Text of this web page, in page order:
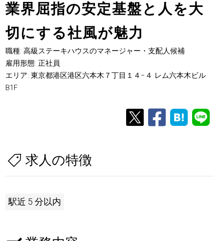
業界屈指の安定基盤と人を大
切にする社風が魅力
職種: 高級ステーキハウスのマネージャー・支配人候補
雇用形態: 正社員
エリア: 東京都港区港区六本木７丁目１４−４ レム六本木ビル
B1F
求人の特徴
駅近 5 分以内